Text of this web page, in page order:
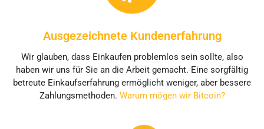
Ausgezeichnete Kundenerfahrung
Wir glauben, dass Einkaufen problemlos sein sollte, also
haben wir uns für Sie an die Arbeit gemacht. Eine sorgfältig
betreute Einkaufserfahrung ermöglicht weniger, aber bessere
Zahlungsmethoden. Warum mögen wir Bitcoin?